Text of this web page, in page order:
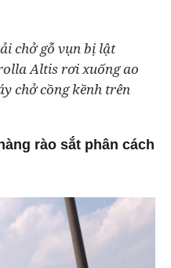
chở gỗ vụn bị lật
Altis rơi xuống ao
chở cồng kềnh trên
rào sắt phân cách